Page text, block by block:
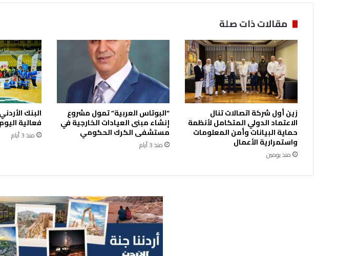
ب
د
ء
ا
ل
ن
ظ
ا
م
ت
ن
ي
"
ح
ث
م
ع
م
ص
ن
ع
ي
و
ج
م
ن
ت
ج
ا
مقالات ذات صلة
زين أول شركة اتصالات تنال
الاعتماد الدولي المتكامل لأنظمة
حماية البيانات وأمن المعلومات
واستمرارية الأعمال
منذ يومين
“البوتاس العربية” تمول مشروع
إنشاء مبنى العيادات الخارجية في
مستشفى الكرك الحكومي
منذ 3 أيام
البنك
فعالية اليوم
منذ 3 أيام